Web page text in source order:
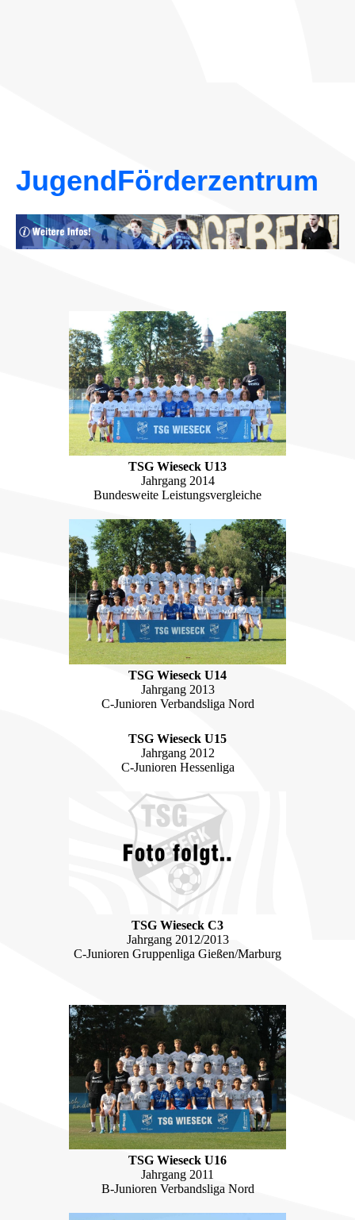
JugendFörderzentrum
TSG Wieseck U13
Jahrgang 2014
Bundesweite Leistungsvergleiche
TSG Wieseck U14
Jahrgang 2013
C-Junioren Verbandsliga Nord
TSG Wieseck U15
Jahrgang 2012
C-Junioren Hessenliga
TSG Wieseck C3
Jahrgang 2012/2013
C-Junioren Gruppenliga Gießen/Marburg
TSG Wieseck U16
Jahrgang 2011
B-Junioren Verbandsliga Nord